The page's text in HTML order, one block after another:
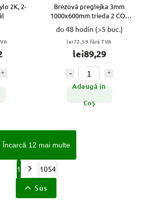
2K, 2-
Brezová preglejka 3mm
1000x600mm trieda 2 CO2
CNC VYPR
do 48 hodín (>5 buc.)
lei72,59 fără TVA
lei89,29
Adaugă în
Coş
Încarcă 12 mai multe
1 1054
Sus